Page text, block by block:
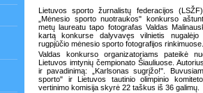
Lietuvos sporto žurnalistų federacijos
„Mėnesio sporto nuotraukos" konkurso
metų laureatu tapo fotografas Valdas
kartą konkurse dalyvavęs vilnietis nugalėjo
rugpjūčio mėnesio sporto fotografijos rinkimuose.
Valdas konkurso organizatoriams pateikė
Lietuvos imtynių čempionato Šiauliuose.
ir pavadinimą: „Karlsonas sugrįžo!".
sporto" ir Lietuvos tautinio olimpinio
vertinimo komisija skyrė 22 taškus iš 36 galimų.